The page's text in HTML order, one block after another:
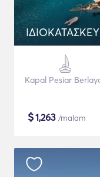
Kapal Pesiar
$1,263 /malam